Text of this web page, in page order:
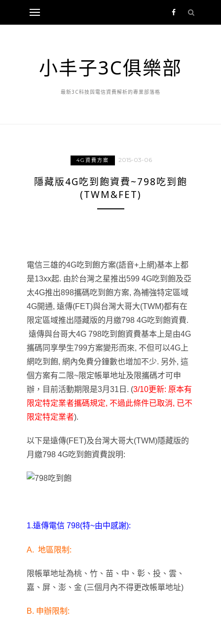
小丰子3C俱樂部
最新3C科技與電信資費解析的專業部落格
4G資費方案 2015-03-06
隱藏版4G吃到飽資費~798吃到飽
(TWM&FET)
電信三雄的4G吃到飽方案(語音+上網)基本上都
是13xx起. 由於台灣之星推出599 4G吃到飽及亞
太4G推出898攜碼吃到飽方案, 為補強特定區域
4G開通, 遠傳(FET)與台灣大哥大(TWM)都有在
限定區域推出隱藏版的月繳798 4G吃到飽資費.
遠傳與台哥大4G 798吃到飽資費基本上是由4G
攜碼同享學生799方案變形而來, 不但可以4G上
網吃到飽, 網內免費分鐘數也增加不少. 另外, 這
個方案有二限~限定帳單地址及 限攜碼才可申
辦，目前活動期限是3月31日. (3/10更新: 原本有
限定特定業者攜碼規定, 不過此條件已取消, 已不
限定特定業者).
以下是遠傳(FET)及台灣大哥大(TWM)隱藏版的
月繳798 4G吃到飽資費說明:
1.遠傳電信 798(特~由中感謝):
A. 地區限制:
限帳單地址為桃、竹、苗、中、彰、投、雲、
嘉、屏、澎、金 (三個月內不得更改帳單地址)
B. 申辦限制: